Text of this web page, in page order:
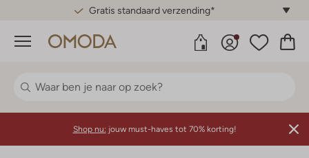
Gratis standaard verzending*
Menu
Shop nu: jouw must-haves tot 70% korting!